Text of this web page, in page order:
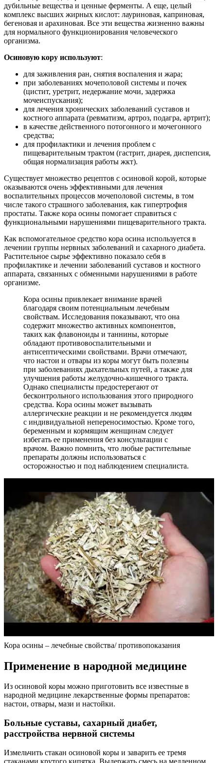
дубильные вещества и ценные ферменты. А еще, целый
комплекс высших жирных кислот: лауриновая, каприновая,
бегеновая и арахиновая. Все эти вещества жизненно важны
для нормального функционирования человеческого
организма.
Осиновую кору используют:
для заживления ран, снятия воспаления и жара;
при заболеваниях мочеполовой системы и почек
(цистит, уретрит, недержание мочи, задержка
мочеиспускания);
для лечения хронических заболеваний суставов и
костного аппарата (ревматизм, артроз, подагра, артрит);
в качестве действенного потогонного и мочегонного
средства;
для профилактики и лечения проблем с
пищеварительным трактом (гастрит, диарея, диспепсия,
общая нормализация работы жкт).
Существует множество рецептов с осиновой корой, которые
оказываются очень эффективными для лечения
воспалительных процессов мочеполовой системы, в том
числе такого страшного заболевания, как гипертрофия
простаты. Также кора осины помогает справиться с
функциональными нарушениями пищеварительного тракта.
Как вспомогательное средство кора осина используется в
лечении группы нервных заболеваний и сахарного диабета.
Растительное сырье эффективно показало себя в
профилактике и лечении заболеваний суставов и костного
аппарата, связанных с обменными нарушениями в работе
организме.
Кора осины привлекает внимание врачей
благодаря своим потенциальным лечебным
свойствам. Исследования показывают, что она
содержит множество активных компонентов,
таких как флавоноиды и таннины, которые
обладают противовоспалительными и
антисептическими свойствами. Врачи отмечают,
что настои и отвары из коры могут быть полезны
при заболеваниях дыхательных путей, а также для
улучшения работы желудочно-кишечного тракта.
Однако специалисты предостерегают от
бесконтрольного использования этого природного
средства. Кора осины может вызывать
аллергические реакции и не рекомендуется людям
с индивидуальной непереносимостью. Кроме того,
беременным и кормящим женщинам следует
избегать ее применения без консультации с
врачом. Важно помнить, что любые растительные
препараты должны использоваться с
осторожностью и под наблюдением специалиста.
Кора осины – лечебные свойства/ противопоказания
Применение в народной медицине
Из осиновой коры можно приготовить все известные в
народной медицине лекарственные формы препаратов:
настои, отвары, мази и настойки.
Больные суставы, сахарный диабет,
расстройства нервной системы
Измельчить стакан осиновой коры и заварить ее тремя
стаканами крутого кипятка. Выдержать смесь на медленном